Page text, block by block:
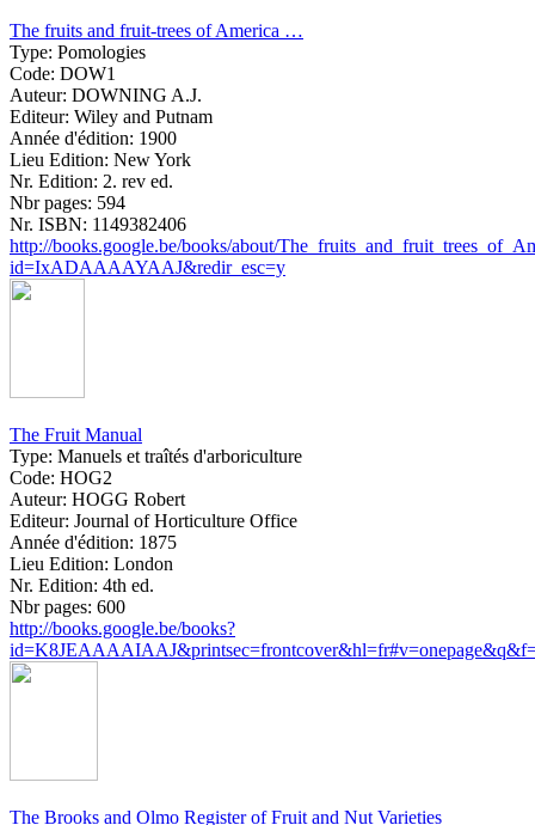
The fruits and fruit-trees of America …
Type: Pomologies
Code: DOW1
Auteur: DOWNING A.J.
Editeur: Wiley and Putnam
Année d'édition: 1900
Lieu Edition: New York
Nr. Edition: 2. rev ed.
Nbr pages: 594
Nr. ISBN: 1149382406
http://books.google.be/books/about/
id=IxADAAAAYAAJ&redir_esc=y
The Fruit Manual
Type: Manuels et traîtés d'arboriculture
Code: HOG2
Auteur: HOGG Robert
Editeur: Journal of Horticulture Office
Année d'édition: 1875
Lieu Edition: London
Nr. Edition: 4th ed.
Nbr pages: 600
http://books.google.be/books?
The Brooks and Olmo Register of Fruit and Nut Varieties